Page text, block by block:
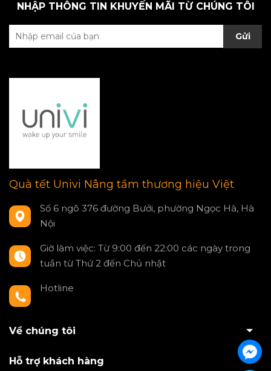
NHẬP THÔNG TIN KHUYẾN MÃI TỪ CHÚNG TÔI
Gửi
Quà tết Univi Nâng tầm thương hiệu Việt
Số 6 ngõ 376 đường Bưởi, phường Ngọc Hà, Hà
Nội
Giờ làm việc: Từ 9:00 đến 22:00 các ngày trong
tuần từ Thứ 2 đến Chủ nhật
Hotline
Về chúng tôi
Hỗ trợ khách hàng